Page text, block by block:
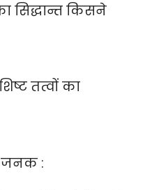
सिद्धान्त किसने
तत्वों का
जनक :